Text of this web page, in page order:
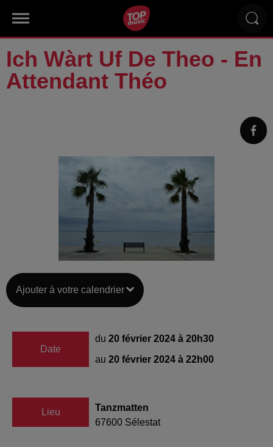
Ich Wàrt Uf De Theo - En
Attendant Théo
Ajouter à votre calendrier
Date
du 20 février 2024 à 20h30
au 20 février 2024 à 22h00
Lieu
Tanzmatten
67600 Sélestat